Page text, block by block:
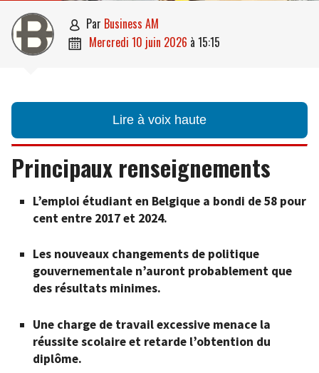
 par Business AM
 mercredi 10 juin 2026 à 15:15
Lire à voix haute
Principaux renseignements
L’emploi étudiant en Belgique a bondi de 58 pour
cent entre 2017 et 2024.
Les nouveaux changements de politique
gouvernementale n’auront probablement que
des résultats minimes.
Une charge de travail excessive menace la
réussite scolaire et retarde l’obtention du
diplôme.